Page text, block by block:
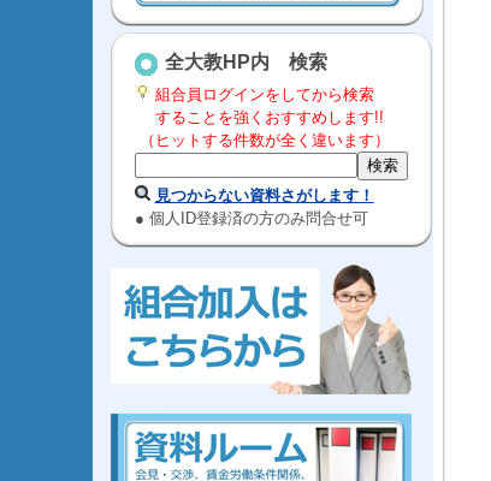
全大教HP内 検索
組合員ログインをしてから検索
することを強くおすすめします!!
（ヒットする件数が全く違います）
見つからない資料さがします！
● 個人ID登録済の方のみ問合せ可